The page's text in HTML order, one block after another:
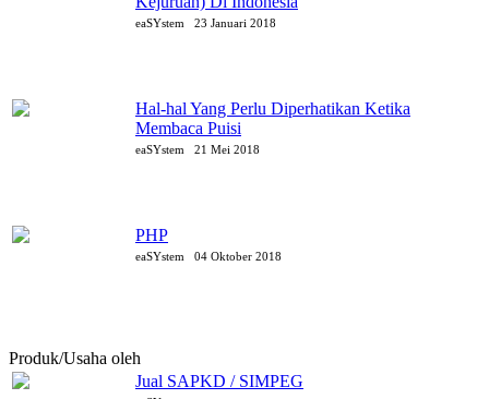
eaSYstem 23 Januari 2018
Hal-hal Yang Perlu Diperhatikan Ketika
Membaca Puisi
eaSYstem 21 Mei 2018
PHP
eaSYstem 04 Oktober 2018
Produk/Usaha oleh
Jual SAPKD / SIMPEG